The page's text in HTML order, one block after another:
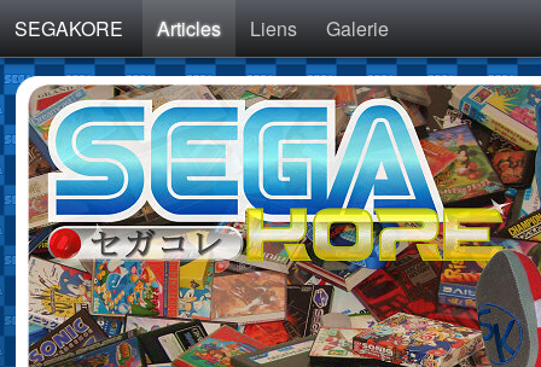
SEGAKORE Articles Liens Galerie